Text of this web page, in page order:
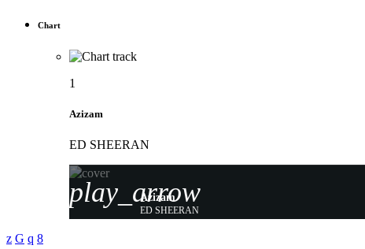
Chart
1
Azizam
ED SHEERAN
play_arrow
Azizam
ED SHEERAN